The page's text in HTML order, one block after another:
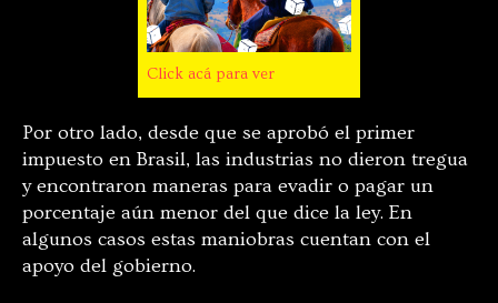
Click acá para ver
Por otro lado, desde que se aprobó el primer
impuesto en Brasil, las industrias no dieron tregua
y encontraron maneras para evadir o pagar un
porcentaje aún menor del que dice la ley. En
algunos casos estas maniobras cuentan con el
apoyo del gobierno.